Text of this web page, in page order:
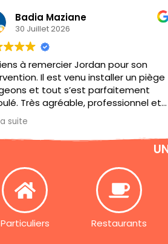
Cindy Bayart
29 Juillet 2026
Personne très respectueux rapide et
efficace je recommande 🙂
Particuliers Restaurants